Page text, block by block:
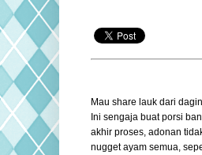
Mau share lauk dari
Ini sengaja buat porsi
akhir proses, adonan
nugget ayam semua,